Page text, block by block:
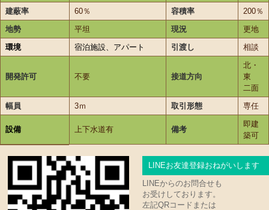
建蔽率
60％ 容積率
200％
地勢
平坦 現況
更地
環境
宿泊施設、アパート 引渡し 相談
開発許可 不要 接道方向
北・
東
二面
幅員
3ｍ 取引形態 専任
設備 上下水道有 備考
即建
築可
LINEお友達登録おねがいします
LINEからのお問合せも
お受けしております。
左記QRコードまたは